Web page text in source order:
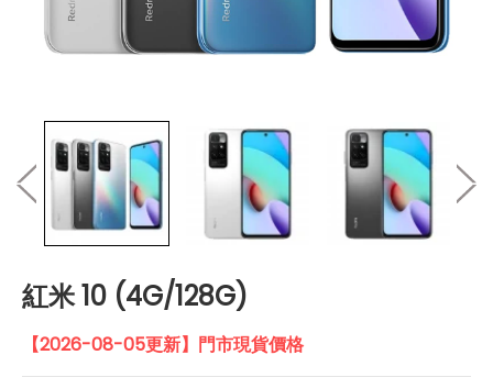
紅米 10 (4G/128G)
【2026-08-05更新】門市現貨價格